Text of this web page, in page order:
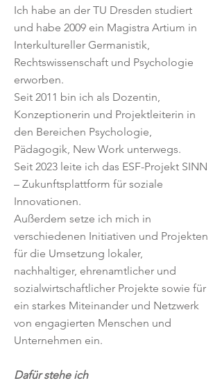
Ich habe an der TU Dresden studiert
und habe 2009 ein Magistra Artium in
Interkultureller Germanistik,
Rechtswissenschaft und Psychologie
erworben.
Seit 2011 bin ich als Dozentin,
Konzeptionerin und Projektleiterin in
den Bereichen Psychologie,
Pädagogik, New Work unterwegs.
Seit 2023 leite ich das ESF-Projekt SINN
– Zukunftsplattform für soziale
Innovationen.
Außerdem setze ich mich in
verschiedenen Initiativen und Projekten
für die Umsetzung lokaler,
nachhaltiger, ehrenamtlicher und
sozialwirtschaftlicher Projekte sowie für
ein starkes Miteinander und Netzwerk
von engagierten Menschen und
Unternehmen ein.
Dafür stehe ich